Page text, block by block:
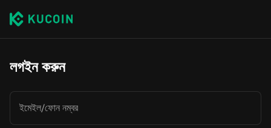
লগইন করুন
ইমেইল/ফোন নম্বর